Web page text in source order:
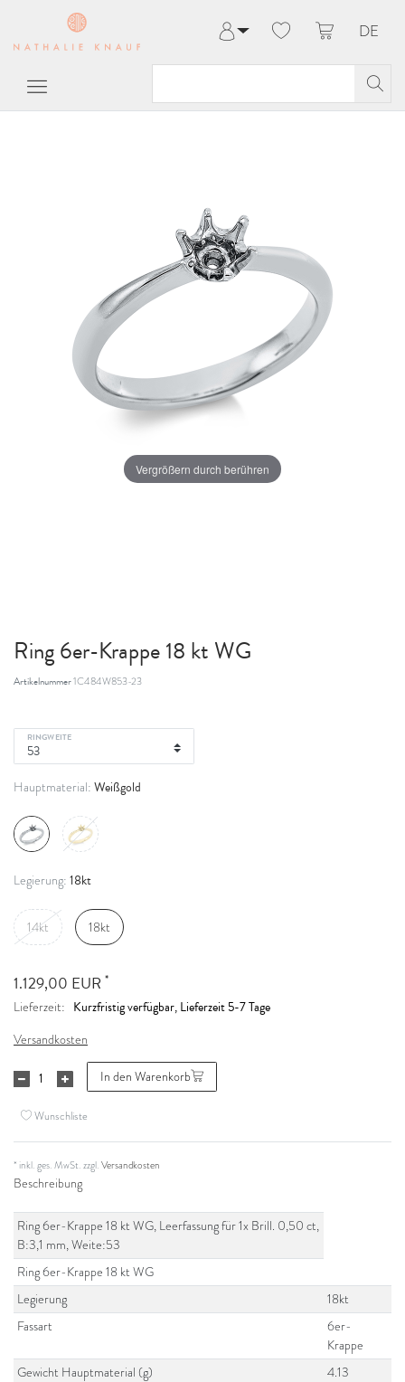
Meine Bestellungen
DE
Vergrößern durch berühren
Ring 6er-Krappe 18 kt WG
Artikelnummer1C484W853-23
RINGWEITE
Hauptmaterial: Weißgold
Legierung: 18kt
14kt 18kt
1.129,00 EUR *
Lieferzeit: Kurzfristig verfügbar, Lieferzeit 5-7 Tage
Versandkosten
In den Warenkorb
Wunschliste
* inkl. ges. MwSt. zzgl.Versandkosten
Beschreibung
Ring 6er-Krappe 18 kt WG, Leerfassung für 1x Brill. 0,50 ct,
B:3,1 mm, Weite:53
Ring 6er-Krappe 18 kt WG
Legierung
18kt
Fassart
6er-
Krappe
Gewicht Hauptmaterial (g)
4.13